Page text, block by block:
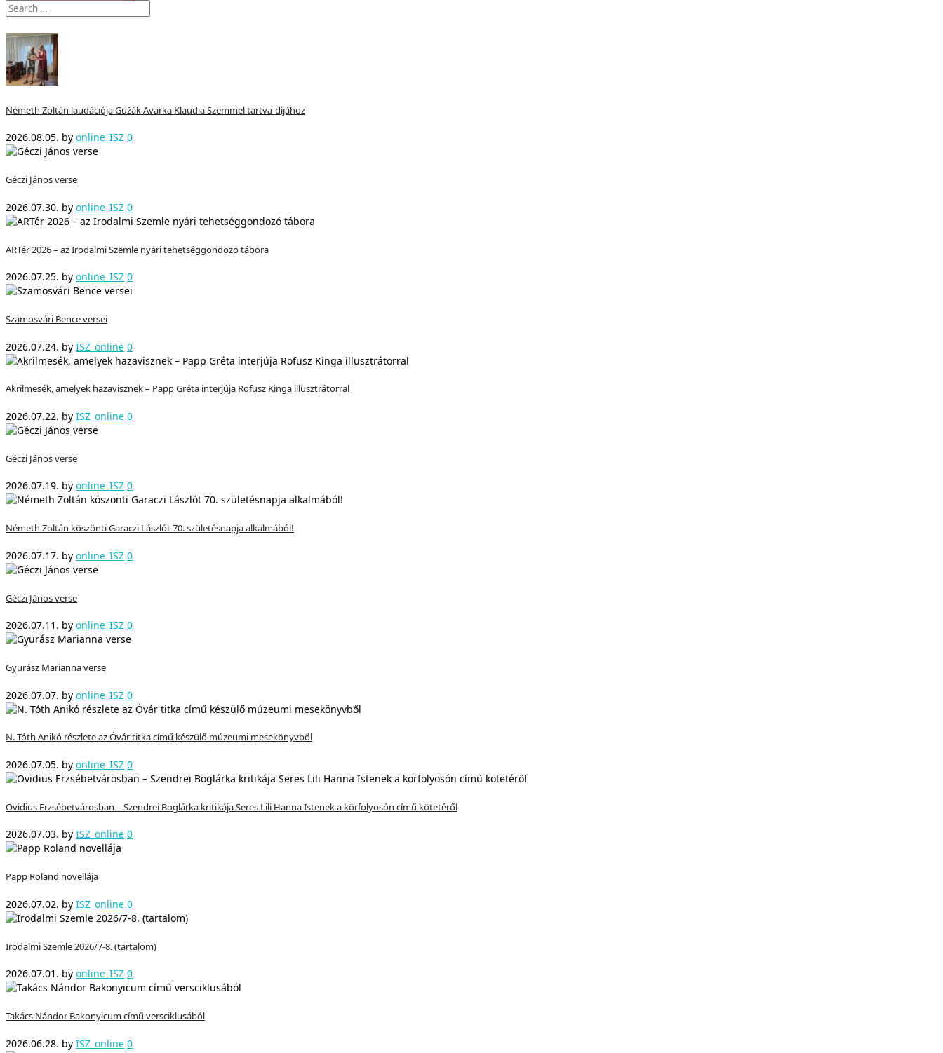
Németh Zoltán laudációja Gužák Avarka Klaudia Szemmel tartva-díjához
2026.08.05. by online_ISZ 0
Géczi János verse
2026.07.30. by online_ISZ 0
ARTér 2026 – az Irodalmi Szemle nyári tehetséggondozó tábora
2026.07.25. by online_ISZ 0
Szamosvári Bence versei
2026.07.24. by ISZ_online 0
Akrilmesék, amelyek hazavisznek – Papp Gréta interjúja Rofusz Kinga illusztrátorral
2026.07.22. by ISZ_online 0
Géczi János verse
2026.07.19. by online_ISZ 0
Németh Zoltán köszönti Garaczi Lászlót 70. születésnapja alkalmából!
2026.07.17. by online_ISZ 0
Géczi János verse
2026.07.11. by online_ISZ 0
Gyurász Marianna verse
2026.07.07. by online_ISZ 0
N. Tóth Anikó részlete az Óvár titka című készülő múzeumi mesekönyvből
2026.07.05. by online_ISZ 0
Ovidius Erzsébetvárosban – Szendrei Boglárka kritikája Seres Lili Hanna Istenek a körfolyosón című kötetéről
2026.07.03. by ISZ_online 0
Papp Roland novellája
2026.07.02. by ISZ_online 0
Irodalmi Szemle 2026/7-8. (tartalom)
2026.07.01. by online_ISZ 0
Takács Nándor Bakonyicum című versciklusából
2026.06.28. by ISZ_online 0